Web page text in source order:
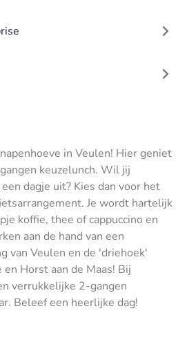
in Veulen! Hier geniet
keuzelunch. Wil jij
dagje uit? Kies dan voor het
Je wordt hartelijk
koffie, thee of cappuccino en
aan de hand van een
van Veulen en de 'driehoek'
Horst aan de Maas! Bij
verrukkelijke 2-gangen
Beleef een heerlijke dag!